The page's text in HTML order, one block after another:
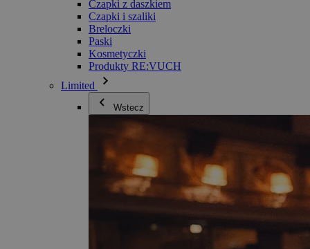
Czapki z daszkiem
Czapki i szaliki
Breloczki
Paski
Kosmetyczki
Produkty RE:VUCH
Limited
Wstecz